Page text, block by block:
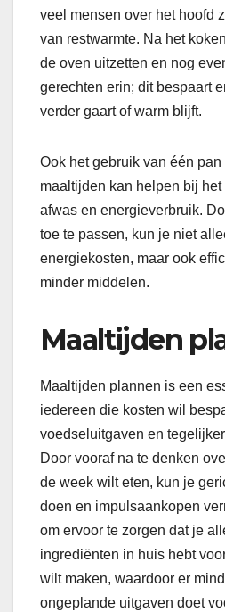
veel mensen over het hoofd
van restwarmte. Na het
de oven uitzetten en nog
gerechten erin; dit bespaart
verder gaart of warm blijft.
Ook het gebruik van één
maaltijden kan helpen bij
afwas en energieverbruik.
toe te passen, kun je niet
energiekosten, maar ook
minder middelen.
Maaltijden
Maaltijden plannen is een
iedereen die kosten wil
voedseluitgaven en
Door vooraf na te denken
de week wilt eten, kun je
doen en impulsaankopen
om ervoor te zorgen dat je
ingrediënten in huis hebt
wilt maken, waardoor er
ongeplande uitgaven doet